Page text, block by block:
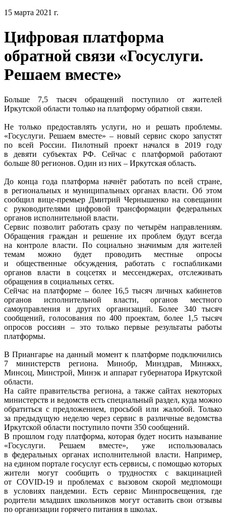
15 марта 2021 г.
Цифровая платформа
обратной связи «Госуслуги.
Решаем вместе»
Больше 7,5 тысяч обращений поступило от жителей
Иркутской области только на платформу обратной связи.
Не только предоставлять услуги, но и решать проблемы.
«Госуслуги. Решаем вместе» – новый сервис скоро запустят
по всей России. Пилотный проект начался в 2019 году
в девяти субъектах РФ. Сейчас с платформой работают
больше 80 регионов. Один из них – Иркутская область.
До конца года платформа начнёт работать по всей стране,
в региональных и муниципальных органах власти. Об этом
сообщил вице-премьер Дмитрий Чернышенко на совещании
с руководителями цифровой трансформации федеральных
органов исполнительной власти.
Сервис позволит работать сразу по четырём направлениям.
Обращения граждан и решение их проблем будут всегда
на контроле власти. По социально значимым для жителей
темам можно будет проводить местные опросы
и общественные обсуждения, работать с госпабликами
органов власти в соцсетях и мессенджерах, отслеживать
обращения в социальных сетях.
Сейчас на платформе – более 16,5 тысяч личных кабинетов
органов исполнительной власти, органов местного
самоуправления и других организаций. Более 340 тысяч
сообщений, голосования по 400 проектам, более 1,5 тысяч
опросов россиян – это только первые результаты работы
платформы.
В Приангарье на данный момент к платформе подключились
7 министерств региона. Минобр, Минздрав, Минжкх,
Минсоц, Минстрой, Минэк и аппарат губернатора Иркутской
области.
На сайте правительства региона, а также сайтах некоторых
министерств и ведомств есть специальный раздел, куда можно
обратиться с предложением, просьбой или жалобой. Только
за предыдущую неделю через сервис в различные ведомства
Иркутской области поступило почти 350 сообщений.
В прошлом году платформа, которая будет носить называние
«Госуслуги. Решаем вместе», уже использовалась
в федеральных органах исполнительной власти. Например,
на едином портале госуслуг есть сервисы, с помощью которых
жители могут сообщить о трудностях с вакцинацией
от COVID-19 и проблемах с вызовом скорой медпомощи
в условиях пандемии. Есть сервис Минпросвещения, где
родители младших школьников могут оставить свои отзывы
по организации горячего питания в школах.